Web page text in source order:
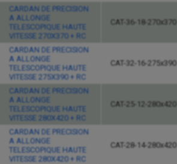
CARDAN DE PRECISION
A ALLONGE
TELESCOPIQUE HAUTE
VITESSE 270X370 + RC
CAT-36-18-270x370
CARDAN DE PRECISION
A ALLONGE
TELESCOPIQUE HAUTE
VITESSE 275X390 + RC
CAT-32-16-275x390
CARDAN DE PRECISION
A ALLONGE
TELESCOPIQUE HAUTE
VITESSE 280X420 + RC
CAT-25-12-280x420
CARDAN DE PRECISION
A ALLONGE
TELESCOPIQUE HAUTE
VITESSE 280X420 + RC
CAT-28-14-280x420